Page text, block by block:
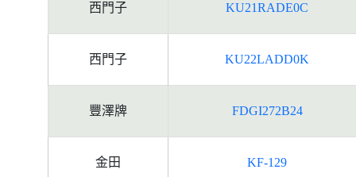
西門子 KU21RADE0C
西門子 KU22LADD0K
豐澤牌 FDGI272B24
金田 KF-129